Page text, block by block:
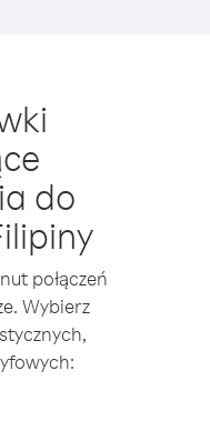
do
połączeń
Wybierz